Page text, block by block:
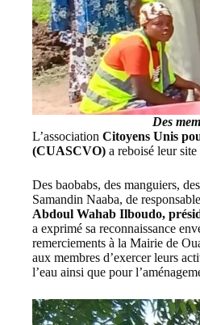
Des
L’association Citoyens Unis
(CUASCVO) a reboisé leur site
Des baobabs, des manguiers,
Samandin Naaba, de
Abdoul Wahab Ilboudo,
a exprimé sa reconnaissance
remerciements à la Mairie de
aux membres d’exercer leurs
l’eau ainsi que pour